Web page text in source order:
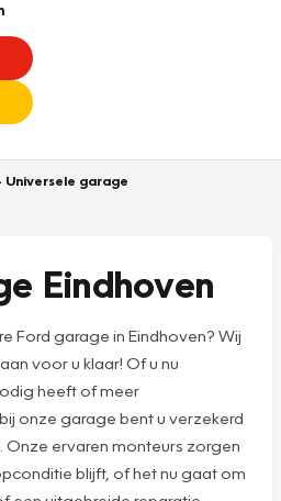
garage
Eindhoven
Ford garage in Eindhoven? Wij
voor u klaar! Of u nu
heeft of meer
onze garage bent u verzekerd
ervaren monteurs zorgen
blijft, of het nu gaat om